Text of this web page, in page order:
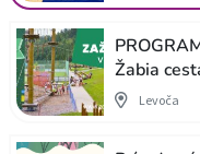
Žabia
Levoča